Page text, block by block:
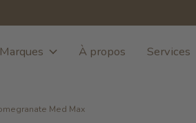
Marques À propos Services
Med Max